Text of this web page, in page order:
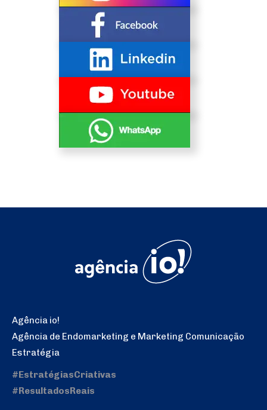
Agência io!
Agência de Endomarketing e Marketing Comunicação
Estratégia
#EstratégiasCriativas
#ResultadosReais